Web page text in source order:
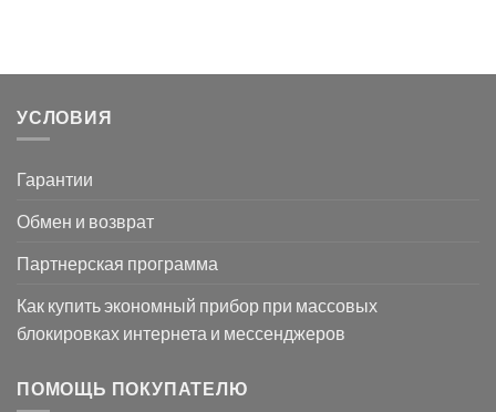
УСЛОВИЯ
Гарантии
Обмен и возврат
Партнерская программа
Как купить экономный прибор при массовых
блокировках интернета и мессенджеров
ПОМОЩЬ ПОКУПАТЕЛЮ